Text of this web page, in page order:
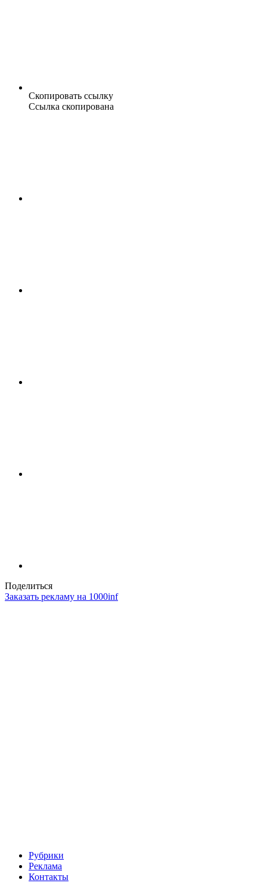
Скопировать ссылку
Ссылка скопирована
Поделиться
Заказать рекламу на 1000inf
Рубрики
Реклама
Контакты